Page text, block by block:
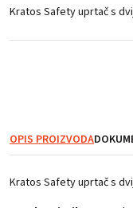
Kratos Safety uprtač s
OPIS PROIZVODA
Kratos Safety uprtač s